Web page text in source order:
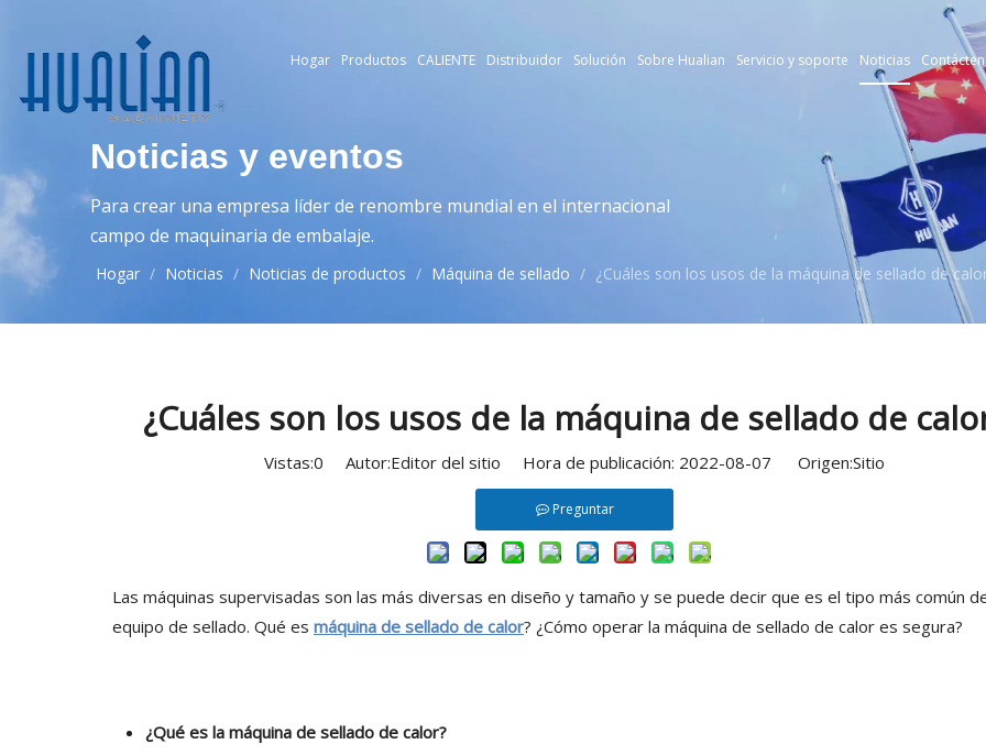
Hogar Productos CALIENTE Distribuidor Solución Sobre Hualian Servicio y soporte Noticias
Noticias y eventos
Para crear una empresa líder de renombre mundial en el internacional
campo de maquinaria de embalaje.
Hogar / Noticias / Noticias de productos / Máquina de sellado / ¿Cuáles son los usos de la máquina de sellado de
¿Cuáles son los usos de la máquina de sellado de
Vistas:0 Autor:Editor del sitio Hora de publicación: 2022-08-07 Origen:Sitio
Preguntar
Las máquinas supervisadas son las más diversas en diseño y tamaño y se puede decir que es el tipo más común
equipo de sellado. Qué es máquina de sellado de calor? ¿Cómo operar la máquina de sellado de calor es segura?
¿Qué es la máquina de sellado de calor?